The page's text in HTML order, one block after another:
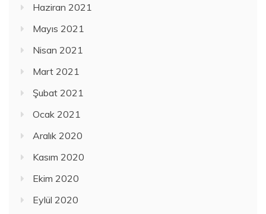
Haziran 2021
Mayıs 2021
Nisan 2021
Mart 2021
Şubat 2021
Ocak 2021
Aralık 2020
Kasım 2020
Ekim 2020
Eylül 2020